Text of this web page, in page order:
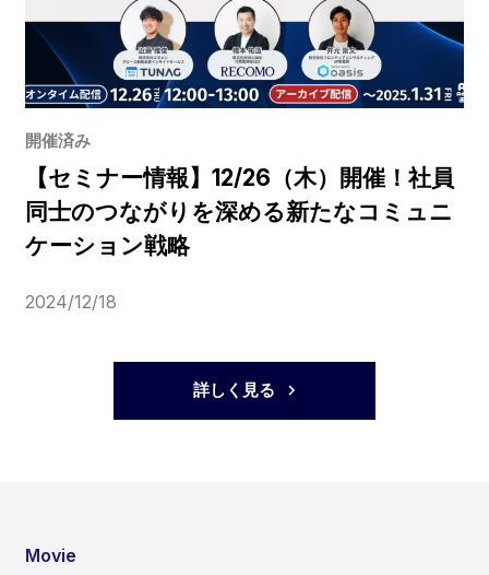
開催済み
【セミナー情報】12/26（木）開催！社員
同士のつながりを深める新たなコミュニ
ケーション戦略
2024/12/18
詳しく見る
Movie